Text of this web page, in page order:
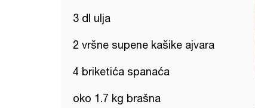
3 dl ulja
2 vršne supene kašike ajvara
4 briketića spanaća
oko 1.7 kg brašna